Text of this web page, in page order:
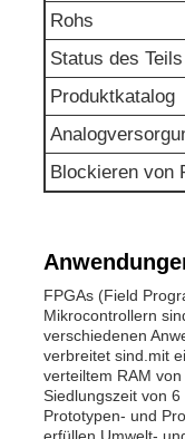
HF-Integrierte
Elektronische
PLC-
Leistungsmodul
Rohs
Status des Teils
Produktkatalog
Blockieren von
FPGAs (Field
Mikrocontrollern
verschiedenen
verbreitet sind.mit
verteiltem RAM
Siedlungszeit von
Prototypen- und
erfüllen Umwelt-